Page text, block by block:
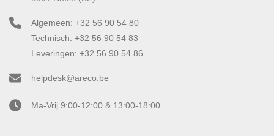
Algemeen: +32 56 90 54 80
Technisch: +32 56 90 54 83
Leveringen: +32 56 90 54 86
helpdesk@areco.be
Ma-Vrij 9:00-12:00 & 13:00-18:00